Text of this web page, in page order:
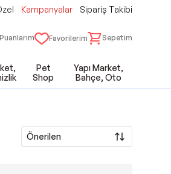
Kampanyalar Sipariş Takibi
Puanlarım Favorilerim Sepetim
Pet
Shop
Yapı Market,
Bahçe, Oto
Önerilen